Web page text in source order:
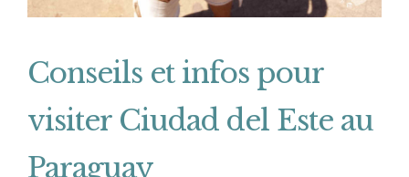
Conseils et infos pour
visiter Ciudad del Este au
Paraguay